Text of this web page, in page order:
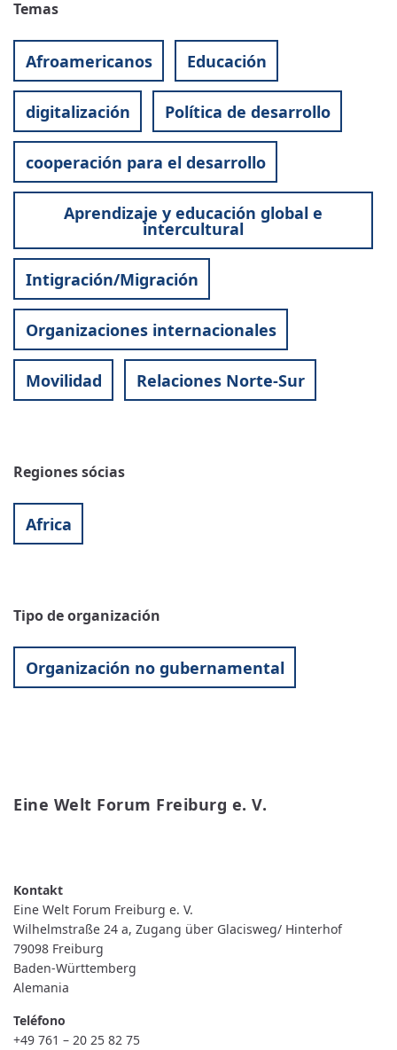
Temas
Afroamericanos Educación
digitalización Política de desarrollo
cooperación para el desarrollo
Aprendizaje y educación global e
intercultural
Intigración/Migración
Organizaciones internacionales
Movilidad Relaciones Norte-Sur
Regiones sócias
Africa
Tipo de organización
Organización no gubernamental
Eine Welt Forum Freiburg e. V.
FREIBURG
E.
V.
Eine Welt Forum Freiburg e. V.
Wilhelmstraße 24 a, Zugang über Glacisweg/ Hinterhof
79098 Freiburg
Baden-Württemberg
Alemania
Teléfono
+49 761 – 20 25 82 75